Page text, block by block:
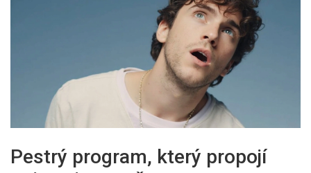
Pestrý program, který propojí